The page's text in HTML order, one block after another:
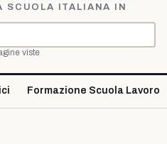
SCUOLA ITALIANA IN
viste
Formazione Scuola Lavoro